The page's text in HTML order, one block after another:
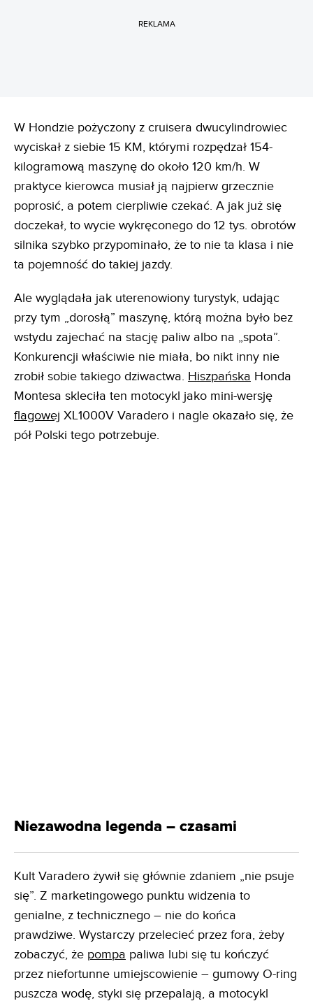
REKLAMA
W Hondzie pożyczony z cruisera dwucylindrowiec
wyciskał z siebie 15 KM, którymi rozpędzał 154-
kilogramową maszynę do około 120 km/h. W
praktyce kierowca musiał ją najpierw grzecznie
poprosić, a potem cierpliwie czekać. A jak już się
doczekał, to wycie wykręconego do 12 tys. obrotów
silnika szybko przypominało, że to nie ta klasa i nie
ta pojemność do takiej jazdy.
Ale wyglądała jak uterenowiony turystyk, udając
przy tym „dorosłą” maszynę, którą można było bez
wstydu zajechać na stację paliw albo na „spota”.
Konkurencji właściwie nie miała, bo nikt inny nie
zrobił sobie takiego dziwactwa. Hiszpańska Honda
Montesa skleciła ten motocykl jako mini-wersję
flagowej XL1000V Varadero i nagle okazało się, że
pół Polski tego potrzebuje.
Niezawodna legenda – czasami
Kult Varadero żywił się głównie zdaniem „nie psuje
się”. Z marketingowego punktu widzenia to
genialne, z technicznego – nie do końca
prawdziwe. Wystarczy przelecieć przez fora, żeby
zobaczyć, że pompa paliwa lubi się tu kończyć
przez niefortunne umiejscowienie – gumowy O-ring
puszcza wodę, styki się przepalają, a motocykl